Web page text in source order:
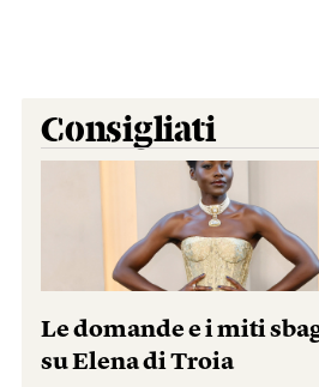
Consigliati
Le domande e i miti
su Elena di Troia